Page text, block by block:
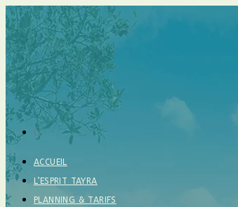
Skip
to
content
ACCUEIL
L’ESPRIT TAYRA
PLANNING & TARIFS